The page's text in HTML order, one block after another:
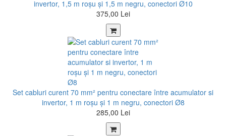
invertor, 1,5 m roșu şi 1,5 m negru, conectori Ø10
375,00 Lei
Set cabluri curent 70 mm² pentru conectare între acumulator si
invertor, 1 m roșu şi 1 m negru, conectori Ø8
285,00 Lei